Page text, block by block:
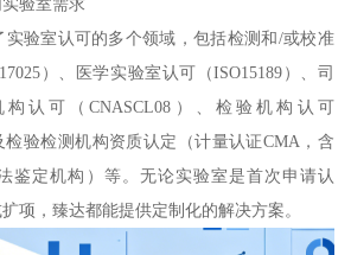
验室认可的多个领域，包括检测和/或校准
）、医学实验室认可（ISO15189）、司
认可（CNASCL08）、检验机构认可
检验检测机构资质认定（计量认证CMA，含
鉴定机构）等。无论实验室是首次申请认
项，臻达都能提供定制化的解决方案。